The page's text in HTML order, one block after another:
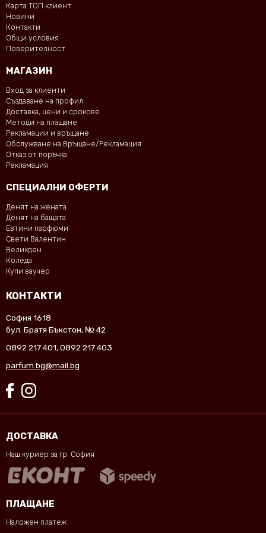
Карта ТОП клиент
Новини
Контакти
Общи условия
Поверителност
МАГАЗИН
Вход за клиенти
Създаване на профил
Доставка, цени и срокове
Методи на плащане
Рекламации и връщане
Обслужване на Връщане/Рекламация
Отказ от поръчка
Рекламация
СПЕЦИАЛНИ ОФЕРТИ
Денят на жената
Денят на бащата
Евтини парфюми
Свети Валентин
Великден
Коледа
Купи ваучер
КОНТАКТИ
София 1618
бул. Братя Бъкстон, № 42
0892 217 401,0892 217 403
parfum.bg@mail.bg
ДОСТАВКА
Наш куриер за гр. София
ПЛАЩАНЕ
Наложен платеж